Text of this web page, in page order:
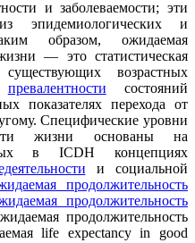
и заболеваемости; эти
эпидемиологических и
образом, ожидаемая
— это статистическая
возрастных
превалентности состояний
показателях перехода от
Специфические уровни
жизни основаны на
в ICDH концепциях
и социальной
продолжительность
продолжительность
продолжительность
life expectancy in good